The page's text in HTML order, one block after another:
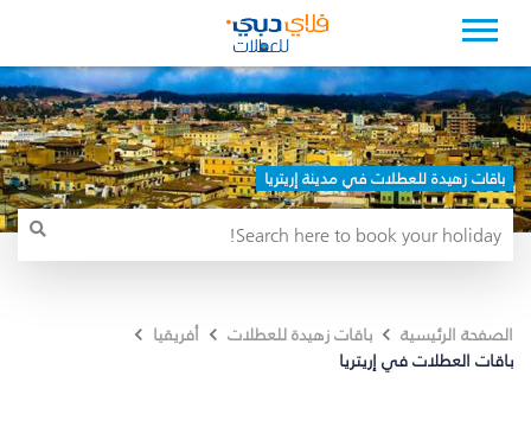
باقات زهيدة للعطلات في مدينة إريتريا
الصفحة الرئيسية باقات زهيدة للعطلات
أفريقيا
باقات العطلات في إريتريا